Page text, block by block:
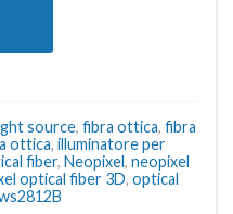
source, fibra ottica, fibra
ottica, illuminatore per
fiber, Neopixel, neopixel
optical fiber 3D, optical